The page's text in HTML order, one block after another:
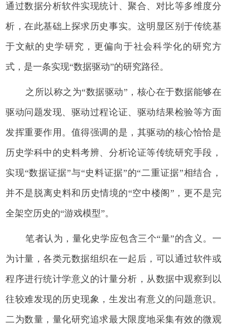
通过数据分析软件实现统计、聚合、对比等多维度分
析，在此基础上探求历史事实。这明显区别于传统基
于文献的史学研究，更偏向于社会科学化的研究方
式，是一条实现“数据驱动”的研究路径。
之所以称之为“数据驱动”，核心在于数据能够在
驱动问题发现、驱动过程论证、驱动结果检验等方面
发挥重要作用。值得强调的是，其驱动的核心恰恰是
历史学科中的史料考辨、分析论证等传统研究手段，
实现“数据证据”与“史料证据”的“二重证据”相结合，
并不是脱离史料和历史情境的“空中楼阁”，更不是完
全架空历史的“游戏模型”。
笔者认为，量化史学应包含三个“量”的含义。一
为计量，各类元数据组织在一起后，可以通过软件或
程序进行统计学意义的计量分析，从数据中观察到以
往较难发现的历史现象，生发出有意义的问题意识。
二为数量，量化研究追求最大限度地采集有效的微观